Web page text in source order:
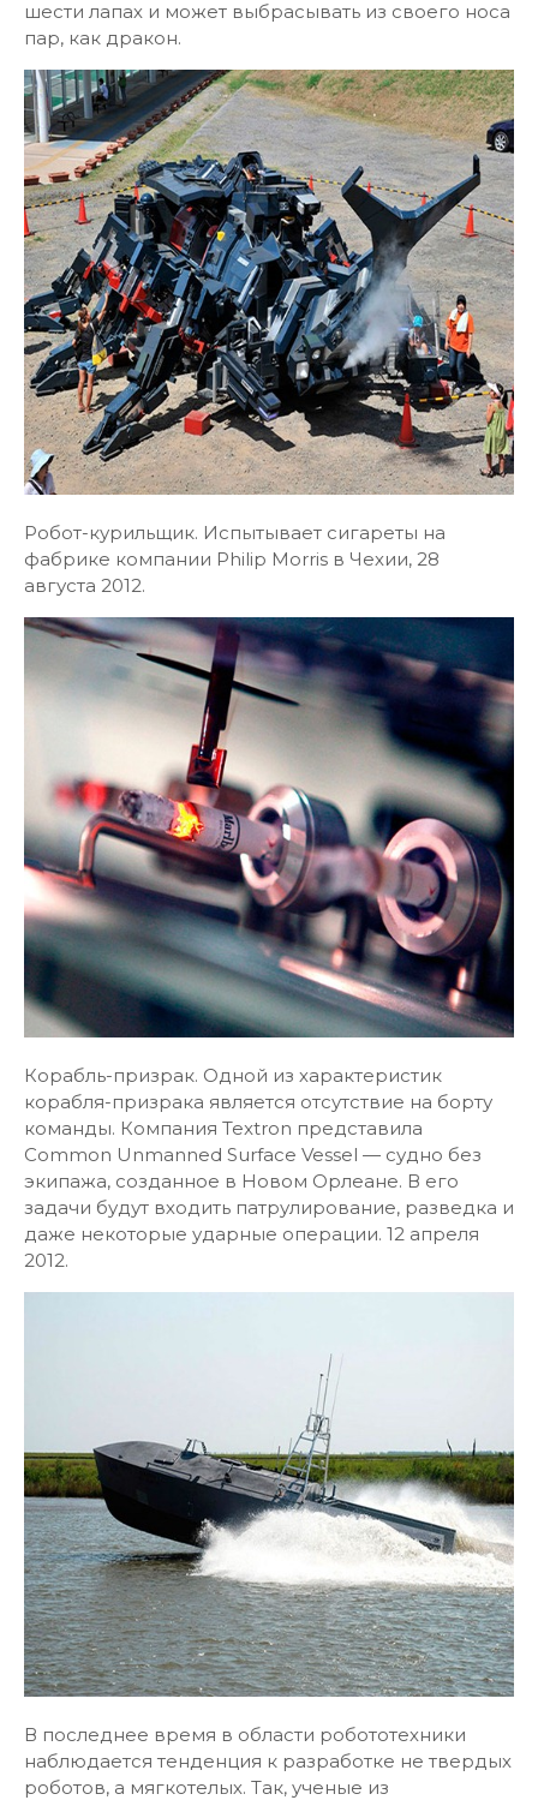
шести лапах и может выбрасывать из своего носа
пар, как дракон.
Робот-курильщик. Испытывает сигареты на
фабрике компании Philip Morris в Чехии, 28
августа 2012.
Корабль-призрак. Одной из характеристик
корабля-призрака является отсутствие на борту
команды. Компания Textron представила
Common Unmanned Surface Vessel — судно без
экипажа, созданное в Новом Орлеане. В его
задачи будут входить патрулирование, разведка и
даже некоторые ударные операции. 12 апреля
2012.
В последнее время в области робототехники
наблюдается тенденция к разработке не твердых
роботов, а мягкотелых. Так, ученые из